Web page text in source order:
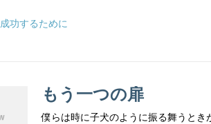
成功するために
もう一つの扉
僕らは時に子犬のように振る舞うと